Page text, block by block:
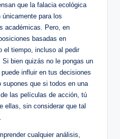
que la falacia ecológica
para los
académicas. Pero, en
basadas en
el tiempo, incluso al pedir
bien quizás no le pongas un
influir en tus decisiones
que si todos en una
las películas de acción, tú
ellas, sin considerar que tal
cualquier análisis,